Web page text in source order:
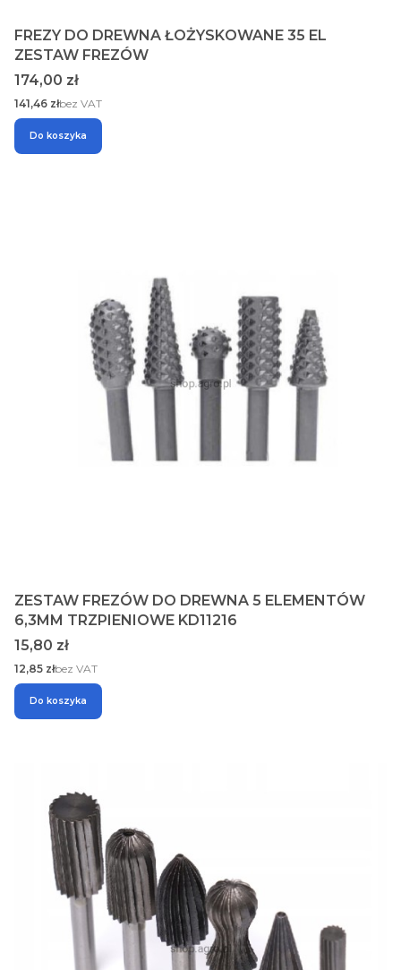
FREZY DO DREWNA ŁOŻYSKOWANE 35 EL
ZESTAW FREZÓW
Cena
174,00 zł
Cena
141,46 złbez VAT
Do koszyka
ZESTAW FREZÓW DO DREWNA 5 ELEMENTÓW
6,3MM TRZPIENIOWE KD11216
Cena
15,80 zł
Cena
12,85 złbez VAT
Do koszyka